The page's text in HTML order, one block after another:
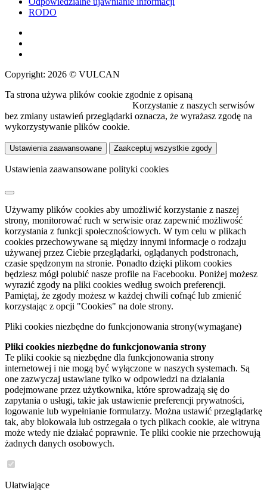
RODO
Copyright: 2026 © VULCAN
Ta strona używa plików cookie zgodnie z opisaną
Korzystanie z naszych serwisów
bez zmiany ustawień przeglądarki oznacza, że wyrażasz zgodę na
wykorzystywanie plików cookie.
Ustawienia zaawansowane Zaakceptuj wszystkie zgody
Ustawienia zaawansowane polityki cookies
Używamy plików cookies aby umożliwić korzystanie z naszej
strony, monitorować ruch w serwisie oraz zapewnić możliwość
korzystania z funkcji społecznościowych. W tym celu w plikach
cookies przechowywane są między innymi informacje o rodzaju
używanej przez Ciebie przeglądarki, oglądanych podstronach,
czasie spędzonym na stronie. Ponadto dzięki plikom cookies
będziesz mógł polubić nasze profile na Facebooku. Poniżej możesz
wyrazić zgody na pliki cookies według swoich preferencji.
Pamiętaj, że zgody możesz w każdej chwili cofnąć lub zmienić
korzystając z opcji "Cookies" na dole strony.
Pliki cookies niezbędne do funkcjonowania strony(wymagane)
Pliki cookies niezbędne do funkcjonowania strony
Te pliki cookie są niezbędne dla funkcjonowania strony
internetowej i nie mogą być wyłączone w naszych systemach. Są
one zazwyczaj ustawiane tylko w odpowiedzi na działania
podejmowane przez użytkownika, które sprowadzają się do
zapytania o usługi, takie jak ustawienie preferencji prywatności,
logowanie lub wypełnianie formularzy. Można ustawić przeglądarkę
tak, aby blokowała lub ostrzegała o tych plikach cookie, ale witryna
może wtedy nie działać poprawnie. Te pliki cookie nie przechowują
żadnych danych osobowych.
Ułatwiające